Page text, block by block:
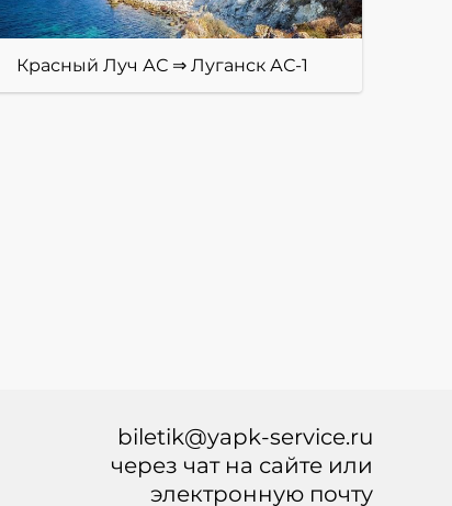
Красный Луч АС ⇒ Луганск АС-1
biletik@yapk-service.ru
через чат на сайте или
электронную почту